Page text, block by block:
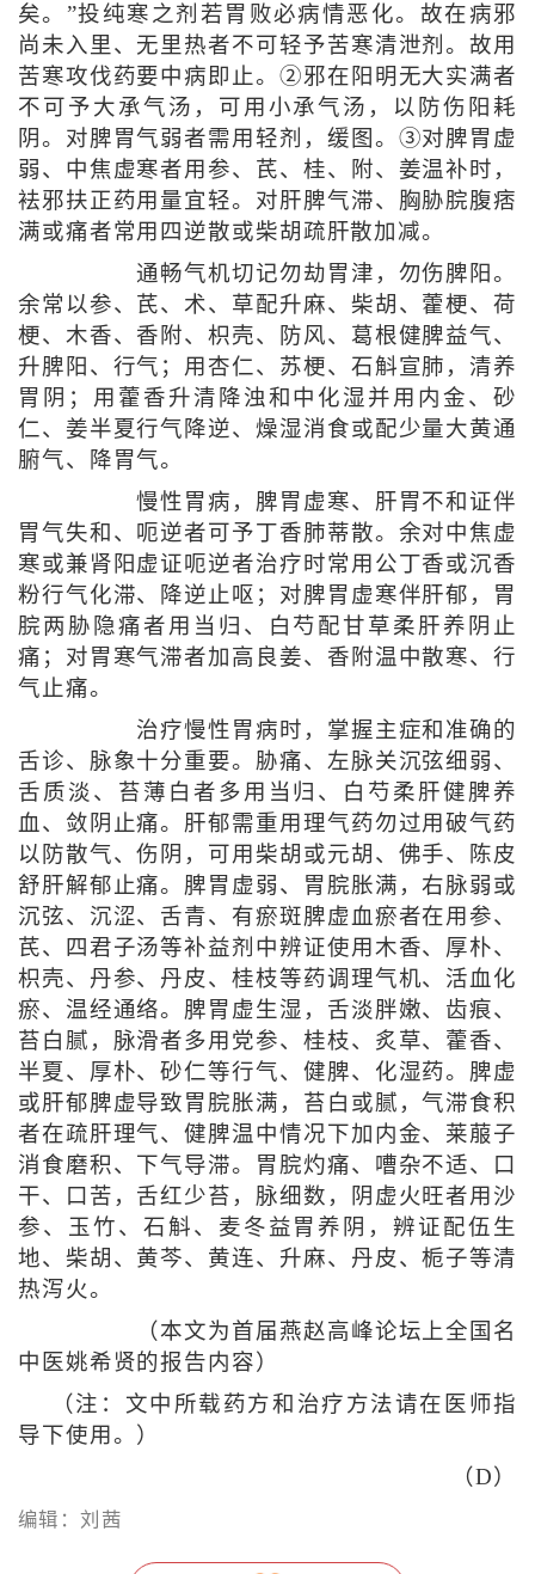
矣。”投纯寒之剂若胃败必病情恶化。故在病邪
尚未入里、无里热者不可轻予苦寒清泄剂。故用
苦寒攻伐药要中病即止。②邪在阳明无大实满者
不可予大承气汤，可用小承气汤，以防伤阳耗
阴。对脾胃气弱者需用轻剂，缓图。③对脾胃虚
弱、中焦虚寒者用参、芪、桂、附、姜温补时，
袪邪扶正药用量宜轻。对肝脾气滞、胸胁脘腹痞
满或痛者常用四逆散或柴胡疏肝散加减。
通畅气机切记勿劫胃津，勿伤脾阳。
余常以参、芪、术、草配升麻、柴胡、藿梗、荷
梗、木香、香附、枳壳、防风、葛根健脾益气、
升脾阳、行气；用杏仁、苏梗、石斛宣肺，清养
胃阴；用藿香升清降浊和中化湿并用内金、砂
仁、姜半夏行气降逆、燥湿消食或配少量大黄通
腑气、降胃气。
慢性胃病，脾胃虚寒、肝胃不和证伴
胃气失和、呃逆者可予丁香肺蒂散。余对中焦虚
寒或兼肾阳虚证呃逆者治疗时常用公丁香或沉香
粉行气化滞、降逆止呕；对脾胃虚寒伴肝郁，胃
脘两胁隐痛者用当归、白芍配甘草柔肝养阴止
痛；对胃寒气滞者加高良姜、香附温中散寒、行
气止痛。
治疗慢性胃病时，掌握主症和准确的
舌诊、脉象十分重要。胁痛、左脉关沉弦细弱、
舌质淡、苔薄白者多用当归、白芍柔肝健脾养
血、敛阴止痛。肝郁需重用理气药勿过用破气药
以防散气、伤阴，可用柴胡或元胡、佛手、陈皮
舒肝解郁止痛。脾胃虚弱、胃脘胀满，右脉弱或
沉弦、沉涩、舌青、有瘀斑脾虚血瘀者在用参、
芪、四君子汤等补益剂中辨证使用木香、厚朴、
枳壳、丹参、丹皮、桂枝等药调理气机、活血化
瘀、温经通络。脾胃虚生湿，舌淡胖嫩、齿痕、
苔白腻，脉滑者多用党参、桂枝、炙草、藿香、
半夏、厚朴、砂仁等行气、健脾、化湿药。脾虚
或肝郁脾虚导致胃脘胀满，苔白或腻，气滞食积
者在疏肝理气、健脾温中情况下加内金、莱菔子
消食磨积、下气导滞。胃脘灼痛、嘈杂不适、口
干、口苦，舌红少苔，脉细数，阴虚火旺者用沙
参、玉竹、石斛、麦冬益胃养阴，辨证配伍生
地、柴胡、黄芩、黄连、升麻、丹皮、栀子等清
热泻火。
（本文为首届燕赵高峰论坛上全国名
中医姚希贤的报告内容）
（注：文中所载药方和治疗方法请在医师指
导下使用。）
（D）
编辑：刘茜